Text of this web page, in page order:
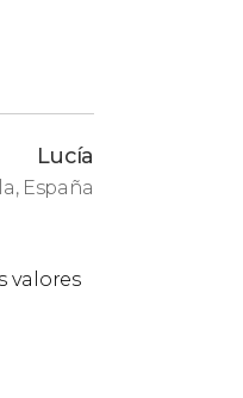
Lucía
España
valores